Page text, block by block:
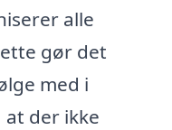
alle
gør det
med i
der ikke